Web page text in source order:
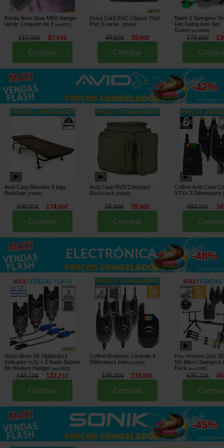
Korda New Stow MKII Hanger
Verde Conjunto de 3 [esc9671]
110,60€ 87,94€
Comprar
Extra Carp EXC Classic Rod
Pod 3 varas
[205980]
49,90€ 39,90€
Comprar
Nash 3 Swingers
Glo Swing Arm Set
Green [esc16404]
170,60€
até
-42%
Ver todos »
Avid Carp Revolve 6 legs
Bedchair
270066]
199,00€ 174,00€
Comprar
Avid Carp RVS Compact
Rucksack
226382]
66,90€ 59,90€
Comprar
Coffret Avid Carp
VTX+ 3 Détecteurs
384,00€
até
-48%
Ver todos »
Nash Siren S5 Digital Azul
Indicador (x3) + 3 Nash Bobbin
Kit Medium Hanger [esc14033]
145,10€ 122,21€
Comprar
Coffret Prowess Centrale 4
Détecteurs Initia [203914]
139,00€ 119,00€
Comprar
Fox Horizon Duo
MX Micro Swingers
Pack [esc17050]
635,70€
até
-45%
Ver todos »